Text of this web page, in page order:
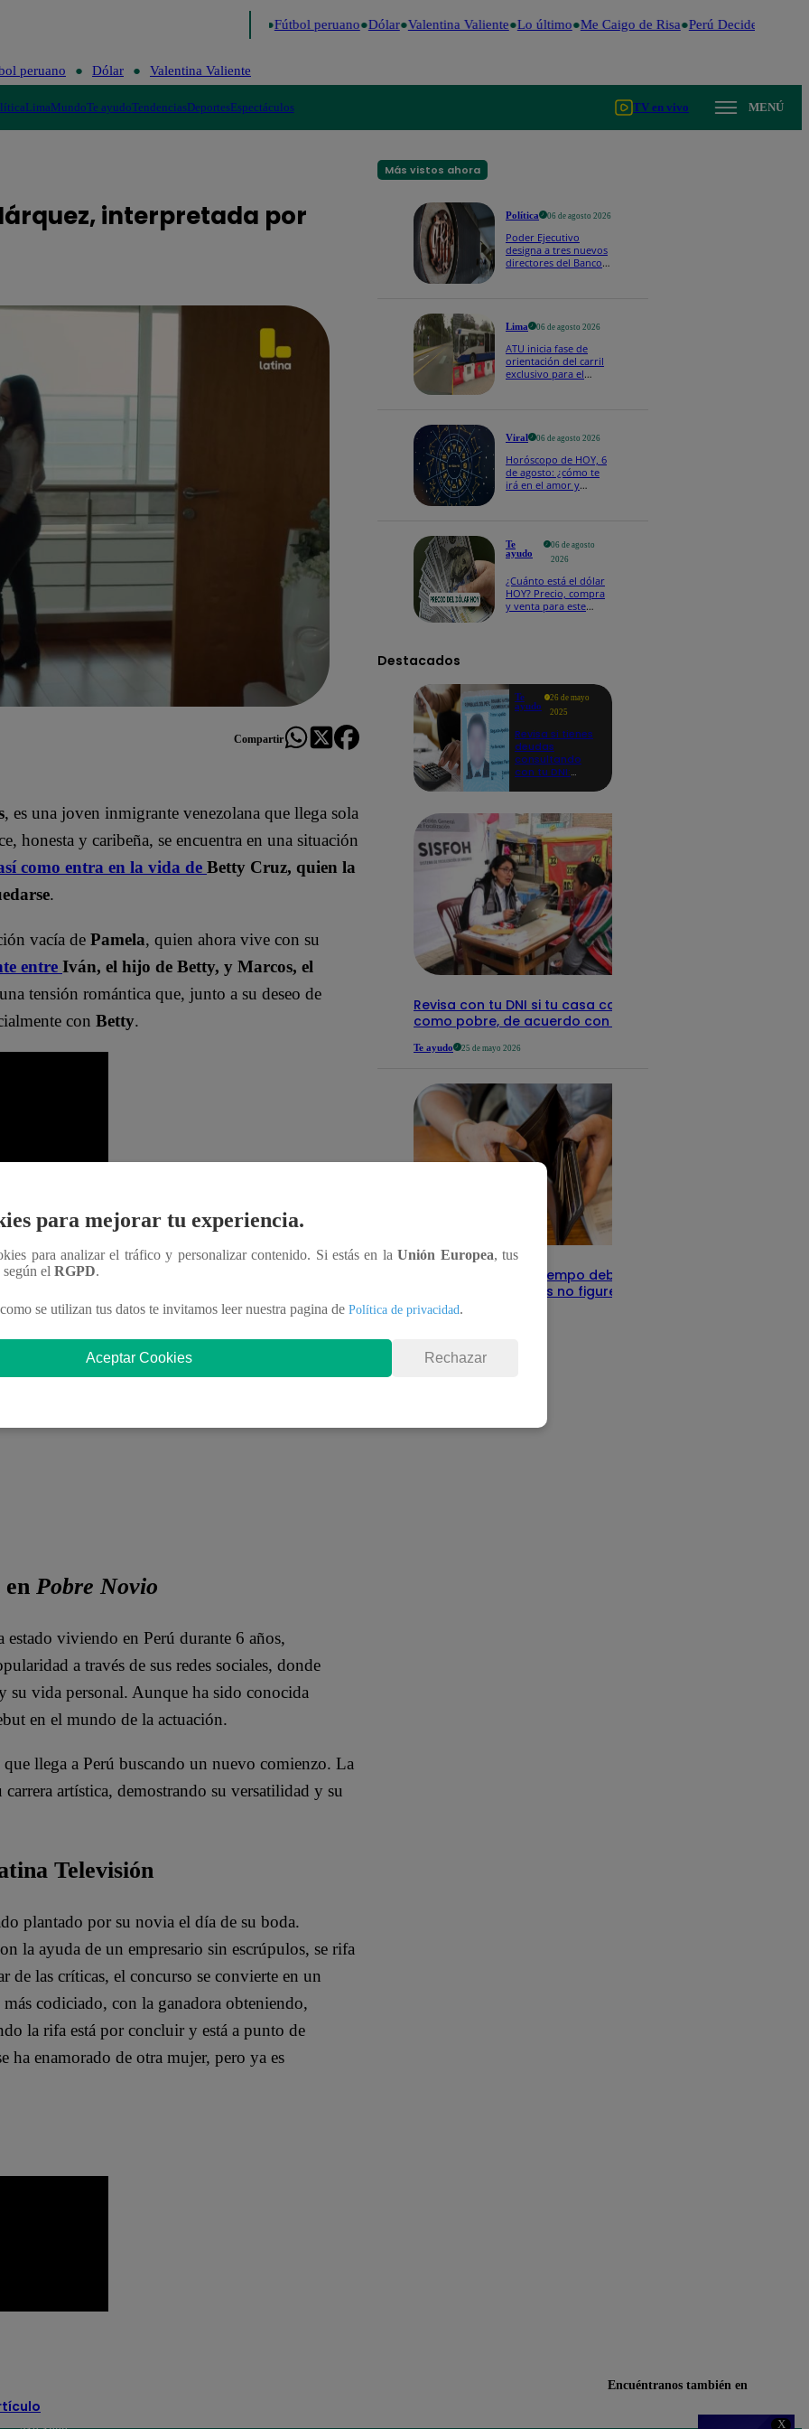
X
Fútbol peruano Dólar Valentina Valiente Lo último Me Caigo de Risa Perú Decide 2026
peruano Dólar Valentina Valiente
LimaMundoTe ayudoTendenciasDeportesEspectáculos TV en vivo MENÚ
interpretada por
Compartir
, es una joven inmigrante venezolana que llega sola
honesta y caribeña, se encuentra en una situación
como entra en la vida de Betty Cruz, quien la
.
vacía de Pamela, quien ahora vive con su
entre Iván, el hijo de Betty, y Marcos, el
tensión romántica que, junto a su deseo de
con Betty.
y amorosas de los personajes, sumando
Novio
Pobre Novio
estado viviendo en Perú durante 6 años,
a través de sus redes sociales, donde
su vida personal. Aunque ha sido conocida
en el mundo de la actuación.
que llega a Perú buscando un nuevo comienzo. La
artística, demostrando su versatilidad y su
Televisión
plantado por su novia el día de su boda.
la ayuda de un empresario sin escrúpulos, se rifa
de las críticas, el concurso se convierte en un
codiciado, con la ganadora obteniendo,
la rifa está por concluir y está a punto de
ha enamorado de otra mujer, pero ya es
Más vistos ahora
Política 06 de agosto 2026
Poder Ejecutivo
designa a tres nuevos
directores del Banco
Lima 06 de agosto 2026
ATU inicia fase de
orientación del carril
exclusivo para el
Viral 06 de agosto 2026
Horóscopo de HOY, 6
de agosto: ¿cómo te
irá en el amor y
Te
ayudo
06 de agosto
2026
¿Cuánto está el dólar
HOY? Precio, compra
y venta para este
Destacados
Te
ayudo
26 de mayo
2025
Revisa si tienes
deudas
consultando
con tu DNI:
Revisa con tu DNI si tu casa califica
como pobre, de acuerdo con el Sisfoh
Te ayudo 25 de mayo 2026
Infocorp: ¿Cuánto tiempo debe pasar
para que tus deudas no figuren en su
sistema?
para mejorar tu experiencia.
para analizar el tráfico y personalizar contenido. Si estás en laUnión Europea, tus
según el RGPD.
se utilizan tus datos te invitamos leer nuestra pagina de Política de privacidad.
Aceptar Cookies Rechazar
Encuéntranos también en